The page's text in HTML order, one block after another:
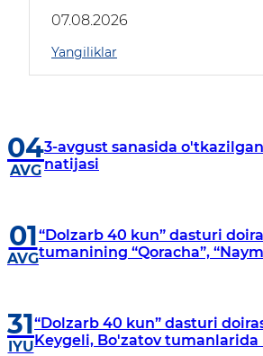
07.08.2026
Yangiliklar
04
AVG
3-avgust sanasida
natijasi
01
AVG
“Dolzarb 40 kun” dasturi
tumanining “Qoracha”,
31
IYU
“Dolzarb 40 kun” dasturi
Keygeli, Bo'zatov